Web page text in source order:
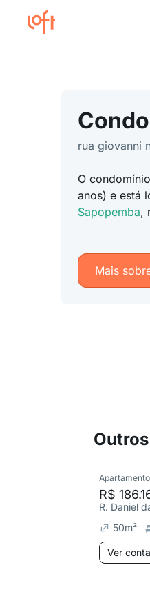
rua giovanni
O
anos) e está
Sapopemba,
Mais
Apartamento
R$
50m²
Ver